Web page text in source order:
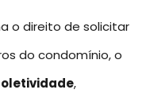
o direito de solicitar
do condomínio, o
,